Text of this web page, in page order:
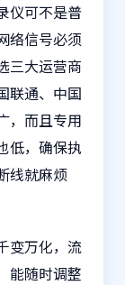
仪可不是普
络信号必须
三大运营商
联通、中国
，而且专用
低，确保执
线就麻烦
变万化，流
能随时调整